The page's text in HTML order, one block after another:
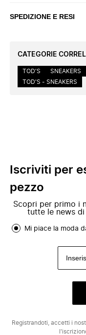
SPEDIZIONE E RESI
CATEGORIE
TOD'S SNEAKERS
TOD'S - SNEAKERS
Iscriviti per
pezzo
Scopri per primo i
tutte le news
Mi piace la moda
Registrandoti, accetti i